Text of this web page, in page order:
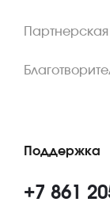
Поддержка
+7 861